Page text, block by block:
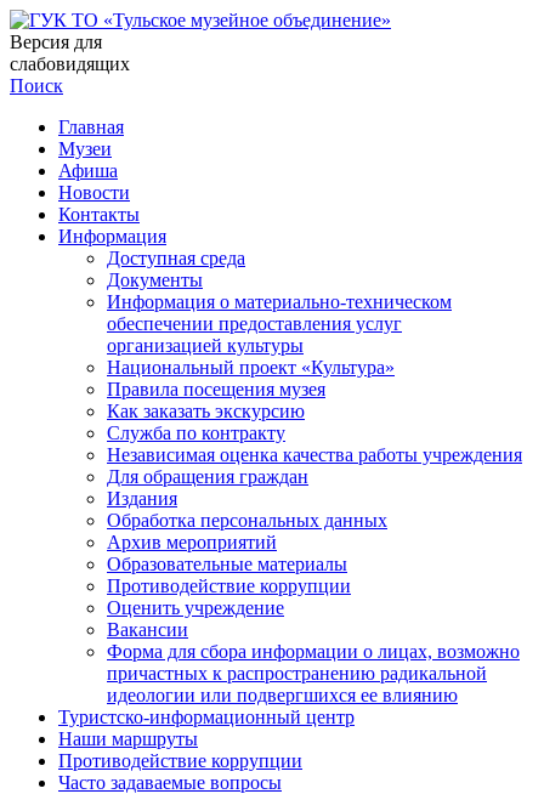
Версия для
слабовидящих
Поиск
Главная
Музеи
Афиша
Новости
Контакты
Информация
Доступная среда
Документы
Информация о материально-техническом
обеспечении предоставления услуг
организацией культуры
Национальный проект «Культура»
Правила посещения музея
Как заказать экскурсию
Служба по контракту
Независимая оценка качества работы учреждения
Для обращения граждан
Издания
Обработка персональных данных
Архив мероприятий
Образовательные материалы
Противодействие коррупции
Оценить учреждение
Вакансии
Форма для сбора информации о лицах, возможно
причастных к распространению радикальной
идеологии или подвергшихся ее влиянию
Туристско-информационный центр
Наши маршруты
Противодействие коррупции
Часто задаваемые вопросы